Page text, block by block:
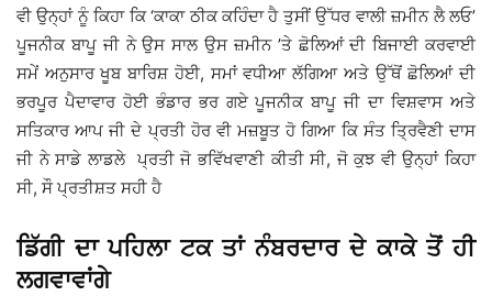
ਵੀ ਉਨ੍ਹਾਂ ਨੂੰ ਕਿਹਾ ਕਿ ‘ਕਾਕਾ ਠੀਕ ਕਹਿੰਦਾ ਹੈ ਤੁਸੀਂ ਉੱਧਰ ਵਾਲੀ ਜ਼ਮੀਨ ਲੈ ਲਓ’
ਪੂਜਨੀਕ ਬਾਪੂ ਜੀ ਨੇ ਉਸ ਸਾਲ ਉਸ ਜ਼ਮੀਨ ’ਤੇ ਛੋਲਿਆਂ ਦੀ ਬਿਜਾਈ ਕਰਵਾਈ
ਸਮੇਂ ਅਨੁਸਾਰ ਖੂਬ ਬਾਰਿਸ਼ ਹੋਈ, ਸਮਾਂ ਵਧੀਆ ਲੱਗਿਆ ਅਤੇ ਉੱਥੋਂ ਛੋਲਿਆਂ ਦੀ
ਭਰਪੂਰ ਪੈਦਾਵਾਰ ਹੋਈ ਭੰਡਾਰ ਭਰ ਗਏ ਪੂਜਨੀਕ ਬਾਪੂ ਜੀ ਦਾ ਵਿਸ਼ਵਾਸ ਅਤੇ
ਸਤਿਕਾਰ ਆਪ ਜੀ ਦੇ ਪ੍ਰਤੀ ਹੋਰ ਵੀ ਮਜ਼ਬੂਤ ਹੋ ਗਿਆ ਕਿ ਸੰਤ ਤ੍ਰਿਵੈਣੀ ਦਾਸ
ਜੀ ਨੇ ਸਾਡੇ ਲਾਡਲੇ ਪ੍ਰਤੀ ਜੋ ਭਵਿੱਖਵਾਣੀ ਕੀਤੀ ਸੀ, ਜੋ ਕੁਝ ਵੀ ਉਨ੍ਹਾਂ ਕਿਹਾ
ਸੀ, ਸੌ ਪ੍ਰਤੀਸ਼ਤ ਸਹੀ ਹੈ
ਡਿੱਗੀ ਦਾ ਪਹਿਲਾ ਟਕ ਤਾਂ ਨੰਬਰਦਾਰ ਦੇ ਕਾਕੇ ਤੋਂ ਹੀ
ਲਗਵਾਵਾਂਗੇ